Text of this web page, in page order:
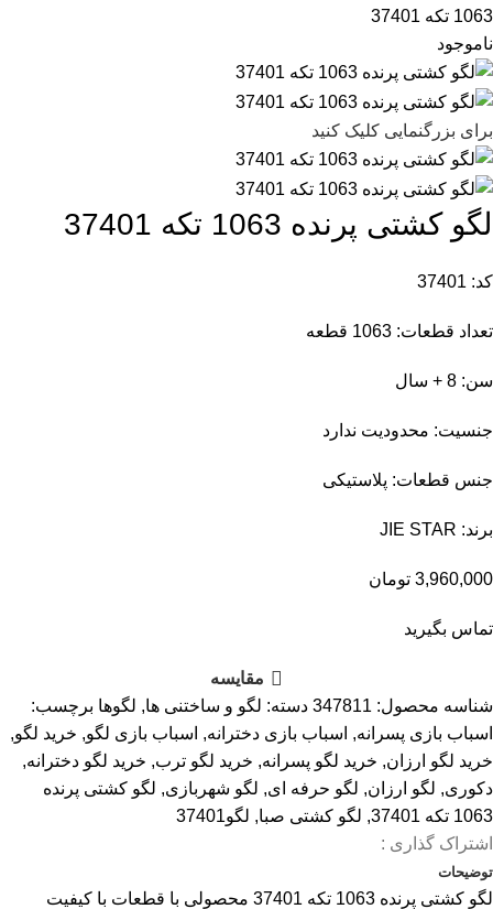
1063 تکه 37401
ناموجود
برای بزرگنمایی کلیک کنید
لگو کشتی پرنده 1063 تکه 37401
کد: 37401
تعداد قطعات: 1063 قطعه
سن: 8 + سال
جنسیت: محدودیت ندارد
جنس قطعات: پلاستیکی
برند: JIE STAR
3,960,000 تومان
تماس بگیرید
مقایسه
شناسه محصول: 347811 دسته: لگو و ساختنی ها, لگوها برچسب:
اسباب بازی پسرانه, اسباب بازی دخترانه, اسباب بازی لگو, خرید لگو,
خرید لگو ارزان, خرید لگو پسرانه, خرید لگو ترب, خرید لگو دخترانه,
دکوری, لگو ارزان, لگو حرفه ای, لگو شهربازی, لگو کشتی پرنده
1063 تکه 37401
, لگو کشتی صبا, لگو37401
اشتراک گذاری :
توضیحات
لگو کشتی پرنده 1063 تکه 37401 محصولی با قطعات با کیفیت